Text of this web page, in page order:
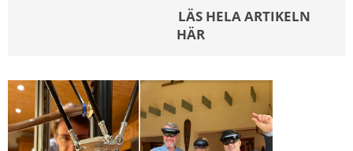
LÄS HELA ARTIKELN
HÄR